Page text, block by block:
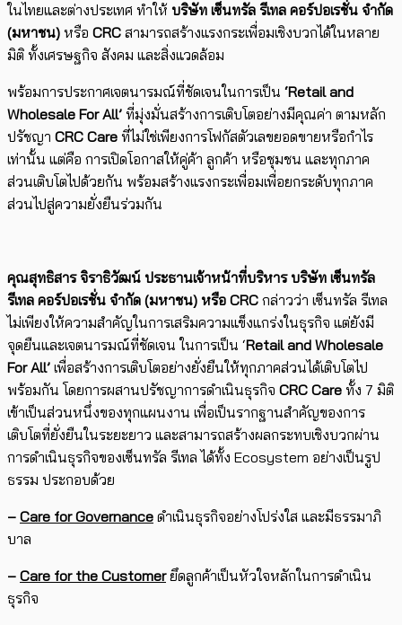
ในไทยและต่างประเทศ ทำให้ บริษัท เซ็นทรัล รีเทล คอร์ปอเรชั่น จำกัด
(มหาชน) หรือ CRC สามารถสร้างแรงกระเพื่อมเชิงบวกได้ในหลาย
มิติ ทั้งเศรษฐกิจ สังคม และสิ่งแวดล้อม
พร้อม​การประกาศ​เจตนารมณ์ที่ชัดเจนในการเป็น ‘Retail and
Wholesale For All’ ที่มุ่งมั่นสร้างการเติบโตอย่างมีคุณค่า ตามหลัก
ปรัชญา CRC Care ​ที่ไม่ใช่เพียงการโฟกัส​ตัวเลขยอดขายหรือกำไร
เท่านั้น แต่คือ การเปิดโอกาสให้คู่ค้า ลูกค้า หรือชุมชน และทุกภาค
ส่วนเติบโตไปด้วยกัน พร้อมสร้างแรงกระเพื่อมเพื่อยกระดับ​ทุกภาค
ส่วนไปสู่ความยั่งยืนร่วมกัน
คุณสุทธิสาร จิราธิวัฒน์ ประธานเจ้าหน้าที่บริหาร บริษัท เซ็นทรัล
รีเทล คอร์ปอเรชั่น จำกัด (มหาชน) หรือ CRC กล่าวว่า เซ็นทรัล รีเทล
ไม่เพียงให้ความสำคัญในการเสริมความแข็งแกร่งในธุรกิจ แต่ยังมี
จุดยืนและเจตนารมณ์ที่ชัดเจน ในการเป็น ‘Retail and Wholesale
For All’ เพื่อสร้างการเติบโตอย่างยั่งยืนให้ทุกภาคส่วนได้เติบโตไป
พร้อมกัน โดยการผสานปรัชญาการดำเนินธุรกิจ CRC Care ทั้ง 7 มิติ
เข้าเป็นส่วนหนึ่งของทุกแผนงาน เพื่อเป็นรากฐานสำคัญของการ
เติบโตที่ยั่งยืนในระยะยาว และสามารถสร้าง​ผลกระทบเชิงบวกผ่าน​
การดำเนินธุรกิจของเซ็นทรัล รีเทล ได้ทั้ง Ecosystem อย่างเป็นรูป
ธรรม ​ประกอบ​ด้วย​
– Care for Governance ดำเนินธุรกิจอย่างโปร่งใส และมีธรรมาภิ
บาล
– Care for the Customerยึดลูกค้าเป็นหัวใจหลักในการดำเนิน
ธุรกิจ